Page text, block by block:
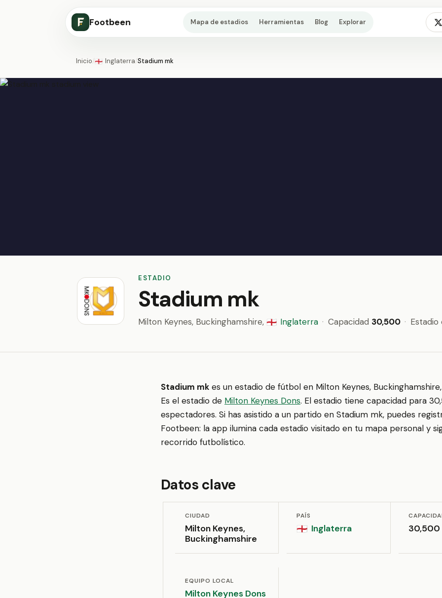
Footbeen Mapa de estadios Herramientas Blog Explorar
Inicio/🏴󠁧󠁢󠁥󠁮󠁧󠁿 Inglaterra/Stadium mk
ESTADIO
Stadium mk
Milton Keynes, Buckinghamshire, 🏴󠁧󠁢󠁥󠁮󠁧󠁿 Inglaterra · Capacidad 30,500 ·
Stadium mk es un estadio de fútbol en Milton Keynes,
Es el estadio de Milton Keynes Dons. El estadio tiene capacidad para
espectadores. Si has asistido a un partido en Stadium mk, puedes
Footbeen: la app ilumina cada estadio visitado en tu mapa personal y
recorrido futbolístico.
Datos clave
CIUDAD
Milton Keynes,
Buckinghamshire
PAÍS
🏴󠁧󠁢󠁥󠁮󠁧󠁿 Inglaterra 30,500
EQUIPO LOCAL
Milton Keynes Dons